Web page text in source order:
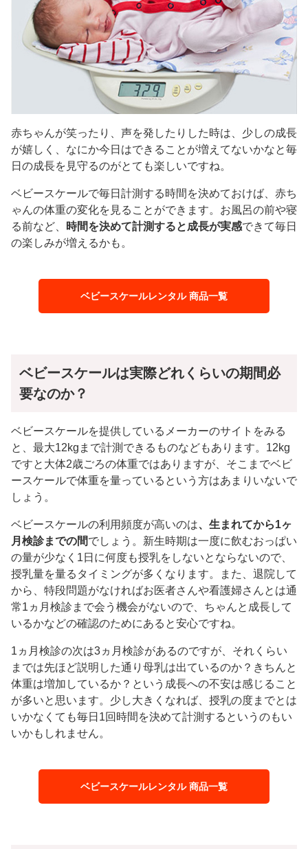
赤ちゃんが笑ったり、声を発したりした時は、少しの成長
が嬉しく、なにか今日はできることが増えてないかなと毎
日の成長を見守るのがとても楽しいですね。
ベビースケールで毎日計測する時間を決めておけば、赤ち
ゃんの体重の変化を見ることができます。お風呂の前や寝
る前など、 時間を決めて計測すると成長が実感できて毎日
の楽しみが増えるかも。
ベビースケールレンタル 商品一覧
ベビースケールは実際どれくらいの期間必
要なのか？
ベビースケールを提供しているメーカーのサイトをみる
と、最大12kgまで計測できるものなどもあります。12kg
ですと大体2歳ごろの体重ではありますが、そこまでベビ
ースケールで体重を量っているという方はあまりいないで
しょう。
ベビースケールの利用頻度が高いのは、生まれてから1ヶ
月検診までの間でしょう。新生時期は一度に飲むおっぱい
の量が少なく1日に何度も授乳をしないとならないので、
授乳量を量るタイミングが多くなります。また、退院して
から、特段問題がなければお医者さんや看護婦さんとは通
常1ヵ月検診まで会う機会がないので、ちゃんと成長して
いるかなどの確認のためにあると安心ですね。
1ヵ月検診の次は3ヵ月検診があるのですが、それくらい
までは先ほど説明した通り母乳は出ているのか？きちんと
体重は増加しているか？という成長への不安は感じること
が多いと思います。少し大きくなれば、授乳の度までとは
いかなくても毎日1回時間を決めて計測するというのもい
いかもしれません。
ベビースケールレンタル 商品一覧